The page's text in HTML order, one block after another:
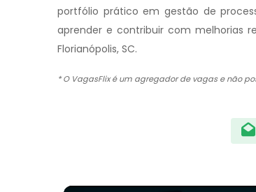
portfólio prático em gestão de
aprender e contribuir com melhorias
Florianópolis, SC.
* O VagasFlix é um agregador de vagas e não